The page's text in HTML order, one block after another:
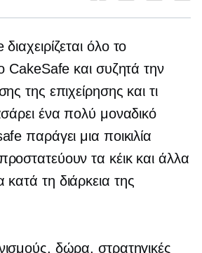
όλο το
CakeSafe και συζητά την
της επιχείρησης και τι
ένα πολύ μοναδικό
παράγει μια ποικιλία
τα κέικ και άλλα
τη διάρκεια της
δώρα, στρατηγικές